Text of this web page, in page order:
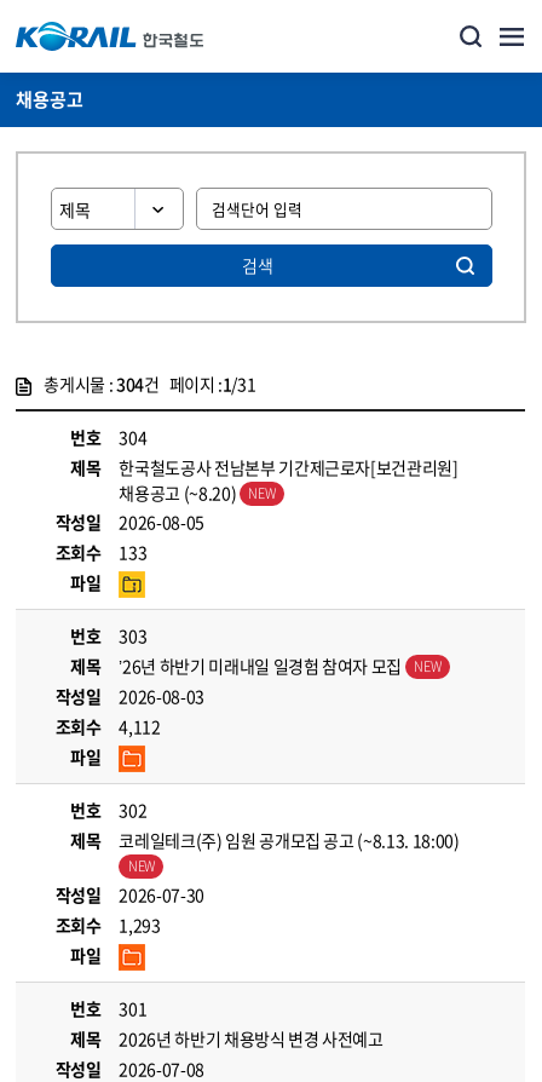
채용공고
검색
총게시물 :304건 페이지 :1/31
번호
304
제목
한국철도공사 전남본부 기간제근로자[보건관리원]
채용공고 (~8.20)
작성일
2026-08-05
조회수
133
파일
번호
303
제목
’26년 하반기 미래내일 일경험 참여자 모집
작성일
2026-08-03
조회수
4,112
파일
번호
302
제목
코레일테크(주) 임원 공개모집 공고 (~8.13. 18:00)
작성일
2026-07-30
조회수
1,293
파일
번호
301
제목
2026년 하반기 채용방식 변경 사전예고
작성일
2026-07-08